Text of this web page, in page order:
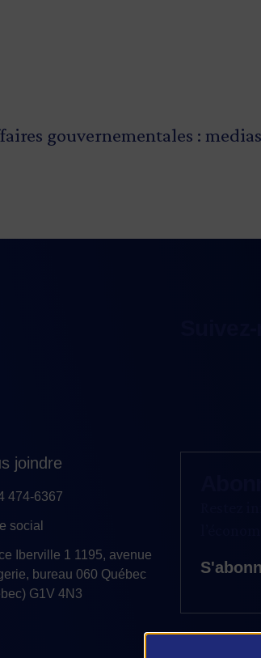
gouvernementales :
joindre
474-6367
social
Iberville 1 1195, avenue
bureau 060 Québec
G1V 4N3